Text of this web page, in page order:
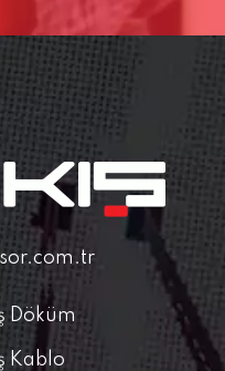
Döküm
Kablo